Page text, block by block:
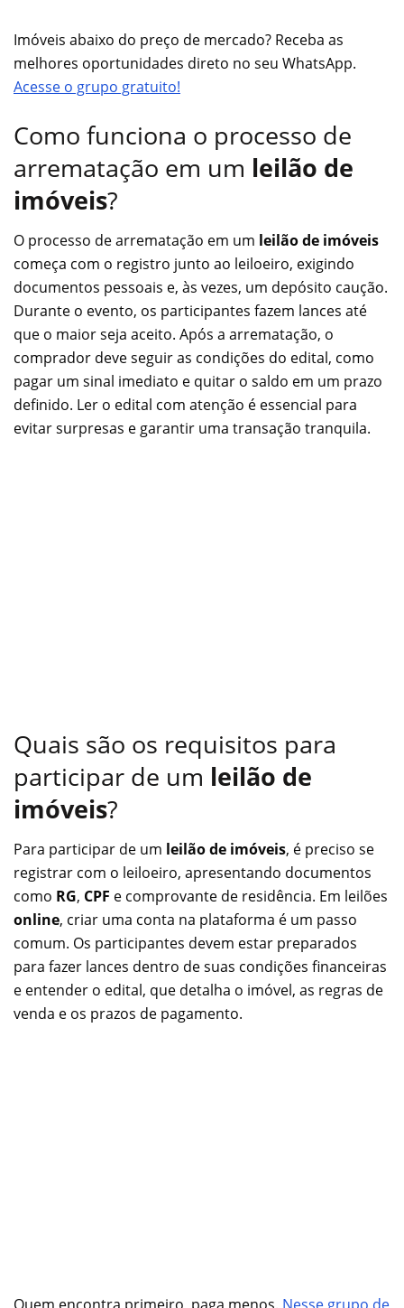
Imóveis abaixo do preço de mercado? Receba as
melhores oportunidades direto no seu WhatsApp.
Acesse o grupo gratuito!
Como funciona o processo de
arrematação em um leilão de
imóveis?
O processo de arrematação em um leilão de imóveis
começa com o registro junto ao leiloeiro, exigindo
documentos pessoais e, às vezes, um depósito caução.
Durante o evento, os participantes fazem lances até
que o maior seja aceito. Após a arrematação, o
comprador deve seguir as condições do edital, como
pagar um sinal imediato e quitar o saldo em um prazo
definido. Ler o edital com atenção é essencial para
evitar surpresas e garantir uma transação tranquila.
Quais são os requisitos para
participar de um leilão de
imóveis?
Para participar de um leilão de imóveis, é preciso se
registrar com o leiloeiro, apresentando documentos
como RG, CPF e comprovante de residência. Em leilões
online, criar uma conta na plataforma é um passo
comum. Os participantes devem estar preparados
para fazer lances dentro de suas condições financeiras
e entender o edital, que detalha o imóvel, as regras de
venda e os prazos de pagamento.